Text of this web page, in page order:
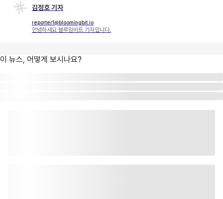
김정호 기자
reporter1@bloomingbit.io
안녕하세요 블루밍비트 기자입니다.
이 뉴스, 어떻게 보시나요?